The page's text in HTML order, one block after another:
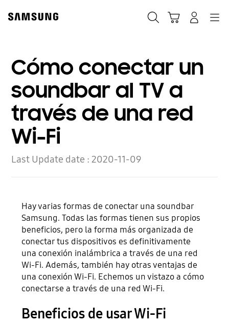
content
Cómo conectar un
soundbar al TV a
través de una red
Wi-Fi
Last Update date :2020-11-09
Hay varias formas de conectar una soundbar
Samsung. Todas las formas tienen sus propios
beneficios, pero la forma más organizada de
conectar tus dispositivos es definitivamente
una conexión inalámbrica a través de una red
Wi-Fi. Además, también hay otras ventajas de
una conexión Wi-Fi. Echemos un vistazo a cómo
conectarse a través de una red Wi-Fi.
Beneficios de usar Wi-Fi